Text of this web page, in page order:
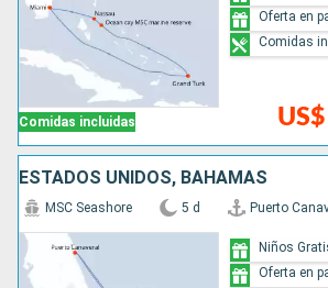
Comidas incluidas
Oferta en
Comidas
ESTADOS UNIDOS, BAHAMAS
MSC Seashore 5 d Puerto
Niños
Oferta en